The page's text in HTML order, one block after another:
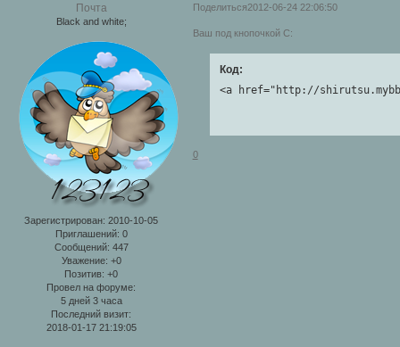
Поделиться2012-06-24 22:06:50
Почта
Black and white;
Зарегистрирован: 2010-10-05
Приглашений: 0
Сообщений: 447
Уважение: +0
Позитив: +0
Провел на форуме:
5 дней 3 часа
Последний визит:
2018-01-17 21:19:05
Ваш под кнопочкой С:
Код:
<a href="http://
0